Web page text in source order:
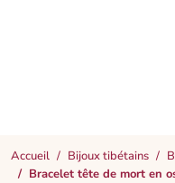
Accueil Bijoux tibétains
Bracelet tête de mort en